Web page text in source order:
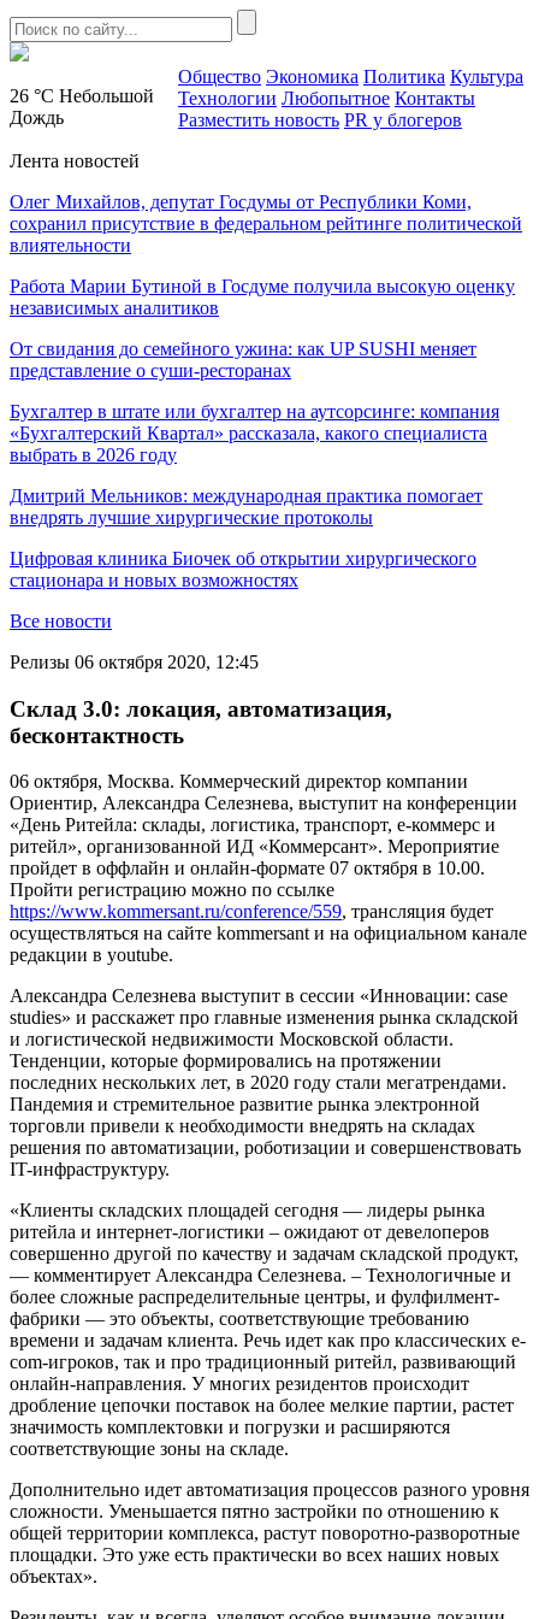
26 °C Небольшой
Дождь
Общество Экономика Политика Культура
Технологии Любопытное Контакты
Разместить новость PR у блогеров
Лента новостей
Олег Михайлов, депутат Госдумы от Республики Коми,
сохранил присутствие в федеральном рейтинге политической
влиятельности
Работа Марии Бутиной в Госдуме получила высокую оценку
независимых аналитиков
От свидания до семейного ужина: как UP SUSHI меняет
представление о суши-ресторанах
Бухгалтер в штате или бухгалтер на аутсорсинге: компания
«Бухгалтерский Квартал» рассказала, какого специалиста
выбрать в 2026 году
Дмитрий Мельников: международная практика помогает
внедрять лучшие хирургические протоколы
Цифровая клиника Биочек об открытии хирургического
стационара и новых возможностях
Все новости
Релизы 06 октября 2020, 12:45
Склад 3.0: локация, автоматизация,
бесконтактность
06 октября, Москва. Коммерческий директор компании
Ориентир, Александра Селезнева, выступит на конференции
«День Ритейла: склады, логистика, транспорт, е-коммерс и
ритейл», организованной ИД «Коммерсант». Мероприятие
пройдет в оффлайн и онлайн-формате 07 октября в 10.00.
Пройти регистрацию можно по ссылке
https://www.kommersant.ru/conference/559, трансляция будет
осуществляться на сайте kommersant и на официальном канале
редакции в youtube.
Александра Селезнева выступит в сессии «Инновации: case
studies» и расскажет про главные изменения рынка складской
и логистической недвижимости Московской области.
Тенденции, которые формировались на протяжении
последних нескольких лет, в 2020 году стали мегатрендами.
Пандемия и стремительное развитие рынка электронной
торговли привели к необходимости внедрять на складах
решения по автоматизации, роботизации и совершенствовать
IT-инфраструктуру.
«Клиенты складских площадей сегодня — лидеры рынка
ритейла и интернет-логистики – ожидают от девелоперов
совершенно другой по качеству и задачам складской продукт,
— комментирует Александра Селезнева. – Технологичные и
более сложные распределительные центры, и фулфилмент-
фабрики — это объекты, соответствующие требованию
времени и задачам клиента. Речь идет как про классических e-
com-игроков, так и про традиционный ритейл, развивающий
онлайн-направления. У многих резидентов происходит
дробление цепочки поставок на более мелкие партии, растет
значимость комплектовки и погрузки и расширяются
соответствующие зоны на складе.
Дополнительно идет автоматизация процессов разного уровня
сложности. Уменьшается пятно застройки по отношению к
общей территории комплекса, растут поворотно-разворотные
площадки. Это уже есть практически во всех наших новых
объектах».